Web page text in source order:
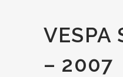
VESPA
– 2007